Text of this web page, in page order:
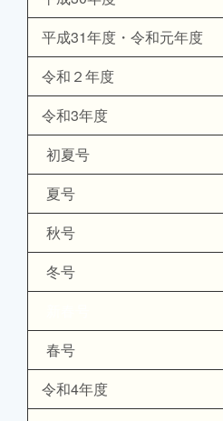
平成31年度・令和元年度
令和２年度
令和3年度
初夏号
夏号
秋号
冬号
春号
令和4年度